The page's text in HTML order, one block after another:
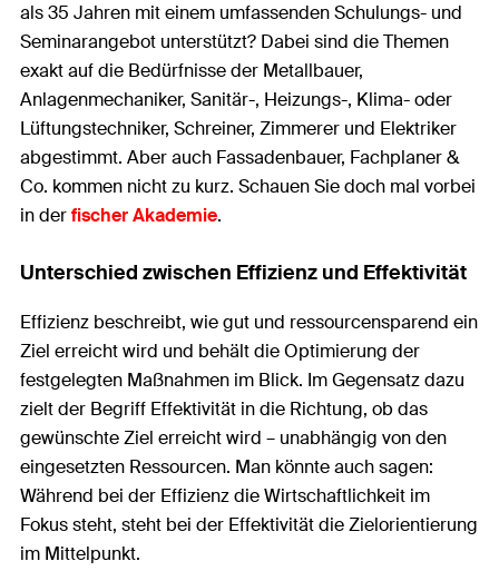
als 35 Jahren mit einem umfassenden Schulungs- und
Seminarangebot unterstützt? Dabei sind die Themen
exakt auf die Bedürfnisse der Metallbauer,
Anlagenmechaniker, Sanitär-, Heizungs-, Klima- oder
Lüftungstechniker, Schreiner, Zimmerer und Elektriker
abgestimmt. Aber auch Fassadenbauer, Fachplaner &
Co. kommen nicht zu kurz. Schauen Sie doch mal vorbei
in derfischer Akademie.
Unterschied zwischen Effizienz und Effektivität
Effizienz beschreibt, wie gut und ressourcensparend ein
Ziel erreicht wird und behält die Optimierung der
festgelegten Maßnahmen im Blick. Im Gegensatz dazu
zielt der Begriff Effektivität in die Richtung, ob das
gewünschte Ziel erreicht wird – unabhängig von den
eingesetzten Ressourcen. Man könnte auch sagen:
Während bei der Effizienz die Wirtschaftlichkeit im
Fokus steht, steht bei der Effektivität die Zielorientierung
im Mittelpunkt.